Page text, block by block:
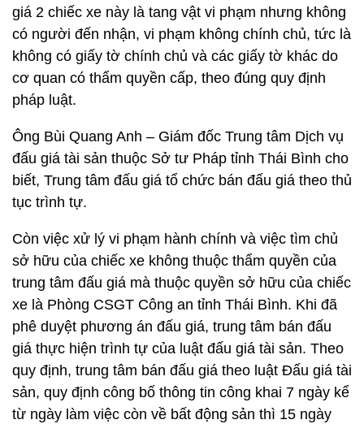
giá 2 chiếc xe này là tang vật vi phạm nhưng không
có người đến nhận, vi phạm không chính chủ, tức là
không có giấy tờ chính chủ và các giấy tờ khác do
cơ quan có thẩm quyền cấp, theo đúng quy định
pháp luật.
Ông Bùi Quang Anh – Giám đốc Trung tâm Dịch vụ
đấu giá tài sản thuộc Sở tư Pháp tỉnh Thái Bình cho
biết, Trung tâm đấu giá tổ chức bán đấu giá theo thủ
tục trình tự.
Còn việc xử lý vi phạm hành chính và việc tìm chủ
sở hữu của chiếc xe không thuộc thẩm quyền của
trung tâm đấu giá mà thuộc quyền sở hữu của chiếc
xe là Phòng CSGT Công an tỉnh Thái Bình. Khi đã
phê duyệt phương án đấu giá, trung tâm bán đấu
giá thực hiện trình tự của luật đấu giá tài sản. Theo
quy định, trung tâm bán đấu giá theo luật Đấu giá tài
sản, quy định công bố thông tin công khai 7 ngày kể
từ ngày làm việc còn về bất động sản thì 15 ngày